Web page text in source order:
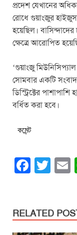
প্রদেশ যেখানের
রোধে গুয়াংজুর
হয়েছিল।
ক্ষেত্রে আরোপিত
‘গুয়াংজু
সোমবার একটি
ডিস্ট্রিক্টের পাশাপাশি
বর্ধিত করা হবে।
কমেন্ট
F
e
b
T
er
RELATED